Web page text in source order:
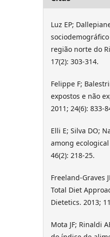
Luz EP;
região norte do
17(2): 303-314.
Felippe F;
expostos e não
2011; 24(6): 833-
Elli E; Silva DO;
among
46(2): 218-25.
Freeland-Graves
Total Diet
Dietetics. 2013;
Mota JF; Rinaldi